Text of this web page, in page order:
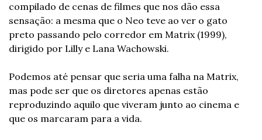
compilado de cenas de filmes que nos dão essa
sensação: a mesma que o Neo teve ao ver o gato
preto passando pelo corredor em Matrix (1999),
dirigido por Lilly e Lana Wachowski.
Podemos até pensar que seria uma falha na Matrix,
mas pode ser que os diretores apenas estão
reproduzindo aquilo que viveram junto ao cinema e
que os marcaram para a vida.